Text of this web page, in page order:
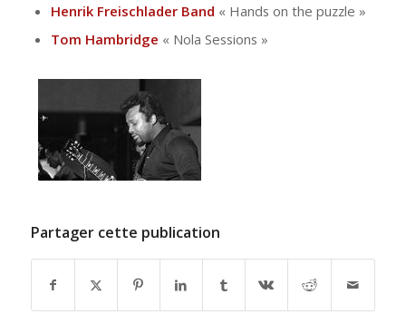
Henrik Freischlader Band « Hands on the puzzle »
Tom Hambridge « Nola Sessions »
Partager cette publication